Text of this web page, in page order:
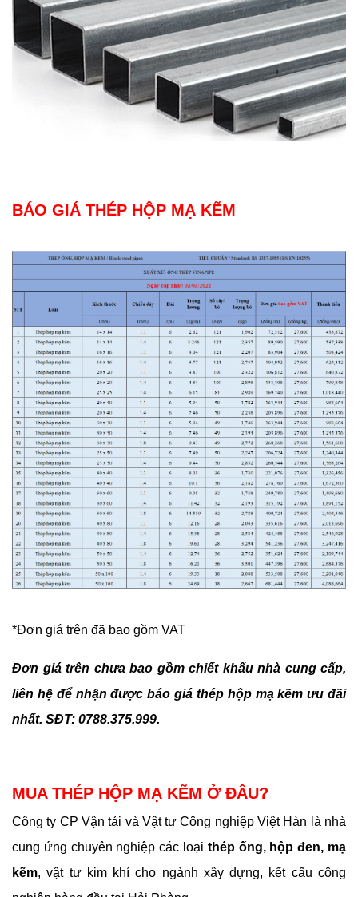
BÁO GIÁ THÉP HỘP MẠ KẼM
*Đơn giá trên đã bao gồm VAT
Đơn giá trên chưa bao gồm chiết khấu nhà cung cấp,
liên hệ để nhận được báo giá thép hộp mạ kẽm ưu đãi
nhất. SĐT: 0788.375.999.
MUA THÉP HỘP MẠ KẼM Ở ĐÂU?
Công ty CP Vận tải và Vật tư Công nghiệp Việt Hàn là nhà
cung ứng chuyên nghiệp các loại thép ống, hộp đen, mạ
kẽm, vật tư kim khí cho ngành xây dựng, kết cấu công